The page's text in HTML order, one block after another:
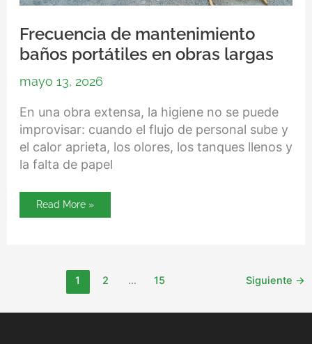
Frecuencia de mantenimiento
baños portátiles en obras largas
mayo 13, 2026
En una obra extensa, la higiene no se puede
improvisar: cuando el flujo de personal sube y
el calor aprieta, los olores, los tanques llenos y
la falta de papel
Read More »
1 2 … 15 Siguiente →